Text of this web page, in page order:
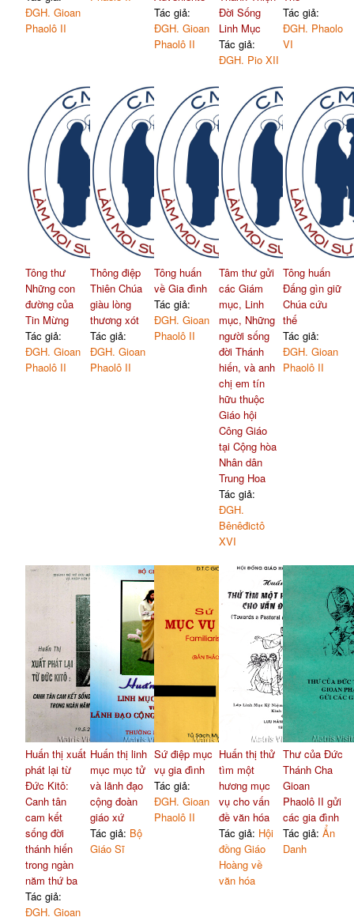
ĐGH. Gioan
Phaolô II
Tác giả:
ĐGH. Gioan
Phaolô II
Đời Sống
Linh Mục
Tác giả:
ĐGH. Pio XII
Tác giả:
ĐGH. Phaolo
VI
Tông thư
Những con
đường của
Tin Mừng
Tác giả:
ĐGH. Gioan
Phaolô II
Thông điệp
Thiên Chúa
giàu lòng
thương xót
Tác giả:
ĐGH. Gioan
Phaolô II
Tông huấn
về Gia đình
Tác giả:
ĐGH. Gioan
Phaolô II
Tâm thư gửi
các Giám
mục, Linh
mục, Những
người sống
đời Thánh
hiến, và anh
chị em tín
hữu thuộc
Giáo hội
Công Giáo
tại Cộng hòa
Nhân dân
Trung Hoa
Tác giả:
ĐGH.
Bênêđictô
XVI
Tông huấn
Đấng gìn giữ
Chúa cứu
thế
Tác giả:
ĐGH. Gioan
Phaolô II
Huấn thị xuất
phát lại từ
Đức Kitô:
Canh tân
cam kết
sống đời
thánh hiến
trong ngàn
năm thứ ba
Tác giả:
ĐGH. Gioan
Huấn thị linh
mục mục tử
và lãnh đạo
cộng đoàn
giáo xứ
Tác giả: Bộ
Giáo Sĩ
Sứ điệp mục
vụ gia đình
Tác giả:
ĐGH. Gioan
Phaolô II
Huấn thị thử
tìm một
hương mục
vụ cho vấn
đề văn hóa
Tác giả: Hội
đồng Giáo
Hoàng về
văn hóa
Thư của Đức
Thánh Cha
Gioan
Phaolô II gửi
các gia đình
Tác giả:Ẩn
Danh